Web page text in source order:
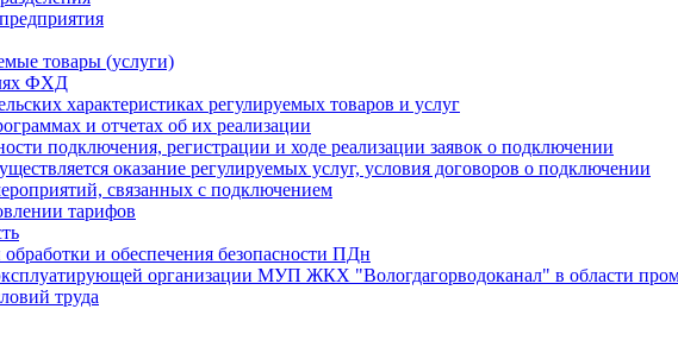
товары (услуги)
ФХД
характеристиках регулируемых товаров и услуг
и отчетах об их реализации
подключения, регистрации и ходе реализации заявок о подключении
оказание регулируемых услуг, условия договоров о подключении
связанных с подключением
тарифов
и обеспечения безопасности ПДн
организации МУП ЖКХ "Вологдагорводоканал" в области
труда